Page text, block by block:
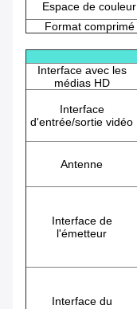
Espace de couleur
Format comprimé
Interface avec les
médias HD
Interface
d'entrée/sortie vidéo
Antenne
Interface de
l'émetteur
Interface du